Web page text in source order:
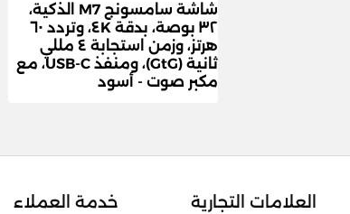
شاشة سامسونج M7 الذكية،
٣٢ بوصة، بدقة ٤K، وتردد ٦٠
هرتز، وزمن استجابة ٤ مللي
ثانية (GtG)، ومنفذ USB-C، مع
مكبر صوت - أسود
العلامات التجارية خدمة العملاء